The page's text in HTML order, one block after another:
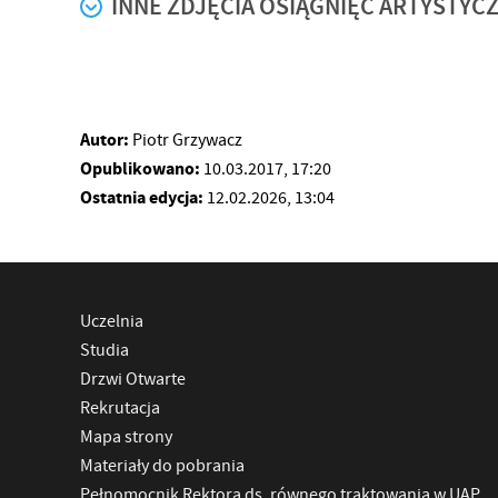
Autor: Piotr Grzywacz
Opublikowano: 10.03.2017, 17:20
Ostatnia edycja: 12.02.2026, 13:04
Uczelnia
Studia
Drzwi Otwarte
Rekrutacja
Mapa strony
Materiały do pobrania